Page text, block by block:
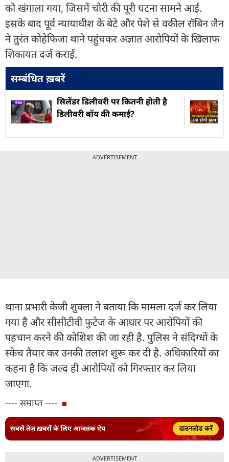
को खंगाला गया, जिसमें चोरी की पूरी घटना सामने आई.
इसके बाद पूर्व न्यायाधीश के बेटे और पेशे से वकील रॉबिन जैन
ने तुरंत कोहेफिजा थाने पहुंचकर अज्ञात आरोपियों के खिलाफ
शिकायत दर्ज कराई.
सम्बंधित ख़बरें
सिलेंडर डिलीवरी पर कितनी होती है
डिलीवरी बॉय की कमाई?
ADVERTISEMENT
थाना प्रभारी केजी शुक्ला ने बताया कि मामला दर्ज कर लिया
गया है और सीसीटीवी फुटेज के आधार पर आरोपियों की
पहचान करने की कोशिश की जा रही है. पुलिस ने संदिग्धों के
स्केच तैयार कर उनकी तलाश शुरू कर दी है. अधिकारियों का
कहना है कि जल्द ही आरोपियों को गिरफ्तार कर लिया
जाएगा.
---- समाप्त ----
सबसे तेज़ ख़बरों के लिए आजतक ऐप डाउनलोड करें
ADVERTISEMENT